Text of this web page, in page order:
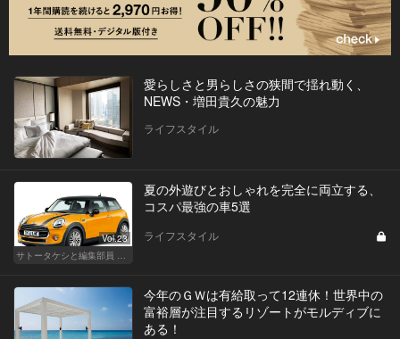
愛らしさと男らしさの狭間で揺れ動く、
NEWS・増田貴久の魅力
ライフスタイル
Vol.23
サトータケシと編集部員 船山の"CAR GENTSへの道"
夏の外遊びとおしゃれを完全に両立する、
コスパ最強の車5選
ライフスタイル
今年のＧＷは有給取って12連休！世界中の
富裕層が注目するリゾートがモルディブに
ある！